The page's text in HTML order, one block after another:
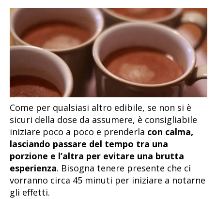
Come per qualsiasi altro edibile, se non si è
sicuri della dose da assumere, è consigliabile
iniziare poco a poco e prenderla con calma,
lasciando passare del tempo tra una
porzione e l’altra per evitare una brutta
esperienza. Bisogna tenere presente che ci
vorranno circa 45 minuti per iniziare a notarne
gli effetti.